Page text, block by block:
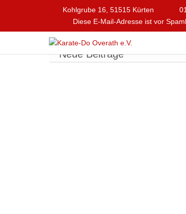
Kohlgrube 16, 51515 Kürten
Diese E-Mail-Adresse ist vor
Neue Beiträge